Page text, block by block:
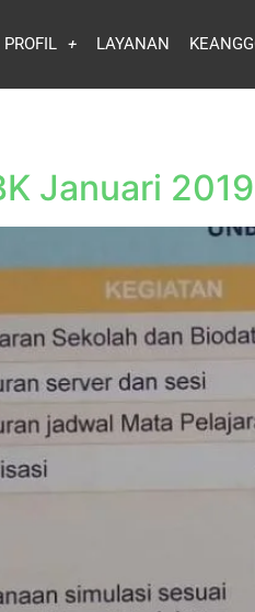
PROFIL LAYANAN
Januari 2019